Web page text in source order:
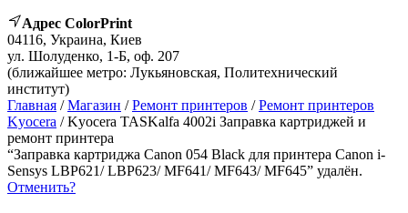
Адрес ColorPrint
04116, Украина, Киев
ул. Шолуденко, 1-Б, оф. 207
(ближайшее метро: Лукьяновская, Политехнический
институт)
Главная /Магазин /Ремонт принтеров /Ремонт принтеров
Kyocera / Kyocera TASKalfa 4002i Заправка картриджей и
ремонт принтера
“Заправка картриджа Canon 054 Black для принтера Canon i-
Sensys LBP621/ LBP623/ MF641/ MF643/ MF645” удалён.
Отменить?